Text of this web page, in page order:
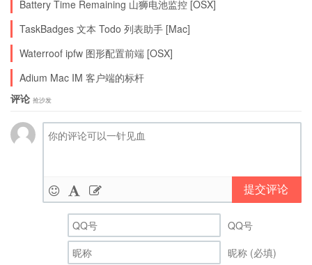
Battery Time Remaining 山狮电池监控 [OSX]
TaskBadges 文本 Todo 列表助手 [Mac]
Waterroof ipfw 图形配置前端 [OSX]
Adium Mac IM 客户端的标杆
评论 抢沙发
提交评论
QQ号
昵称 (必填)